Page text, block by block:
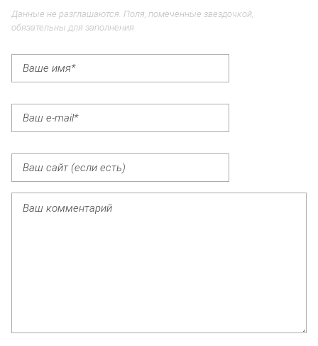
Данные не разглашаются. Поля, помеченные звездочкой,
обязательны для заполнения